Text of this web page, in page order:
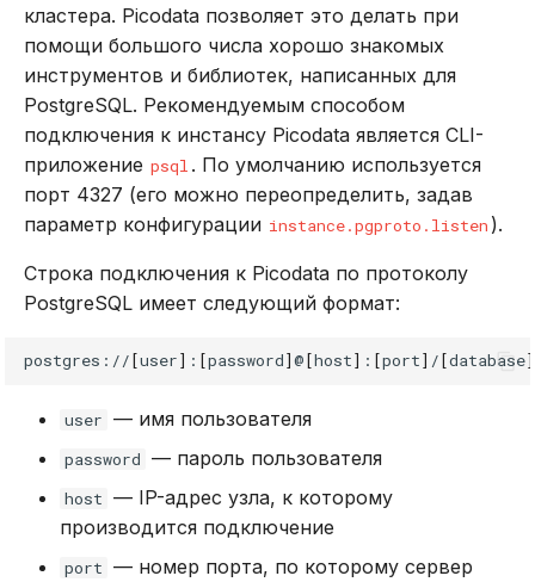
кластера. Picodata позволяет это делать при
помощи большого числа хорошо знакомых
инструментов и библиотек, написанных для
PostgreSQL. Рекомендуемым способом
подключения к инстансу Picodata является CLI-
приложение psql . По умолчанию используется
порт 4327 (его можно переопределить, задав
параметр конфигурации instance.pgproto.listen ).
Строка подключения к Picodata по протоколу
PostgreSQL имеет следующий формат:
postgres://[user] : [password]@[host] : [port] /[database]
user — имя пользователя
password — пароль пользователя
host — IP-адрес узла, к которому
производится подключение
port — номер порта, по которому сервер